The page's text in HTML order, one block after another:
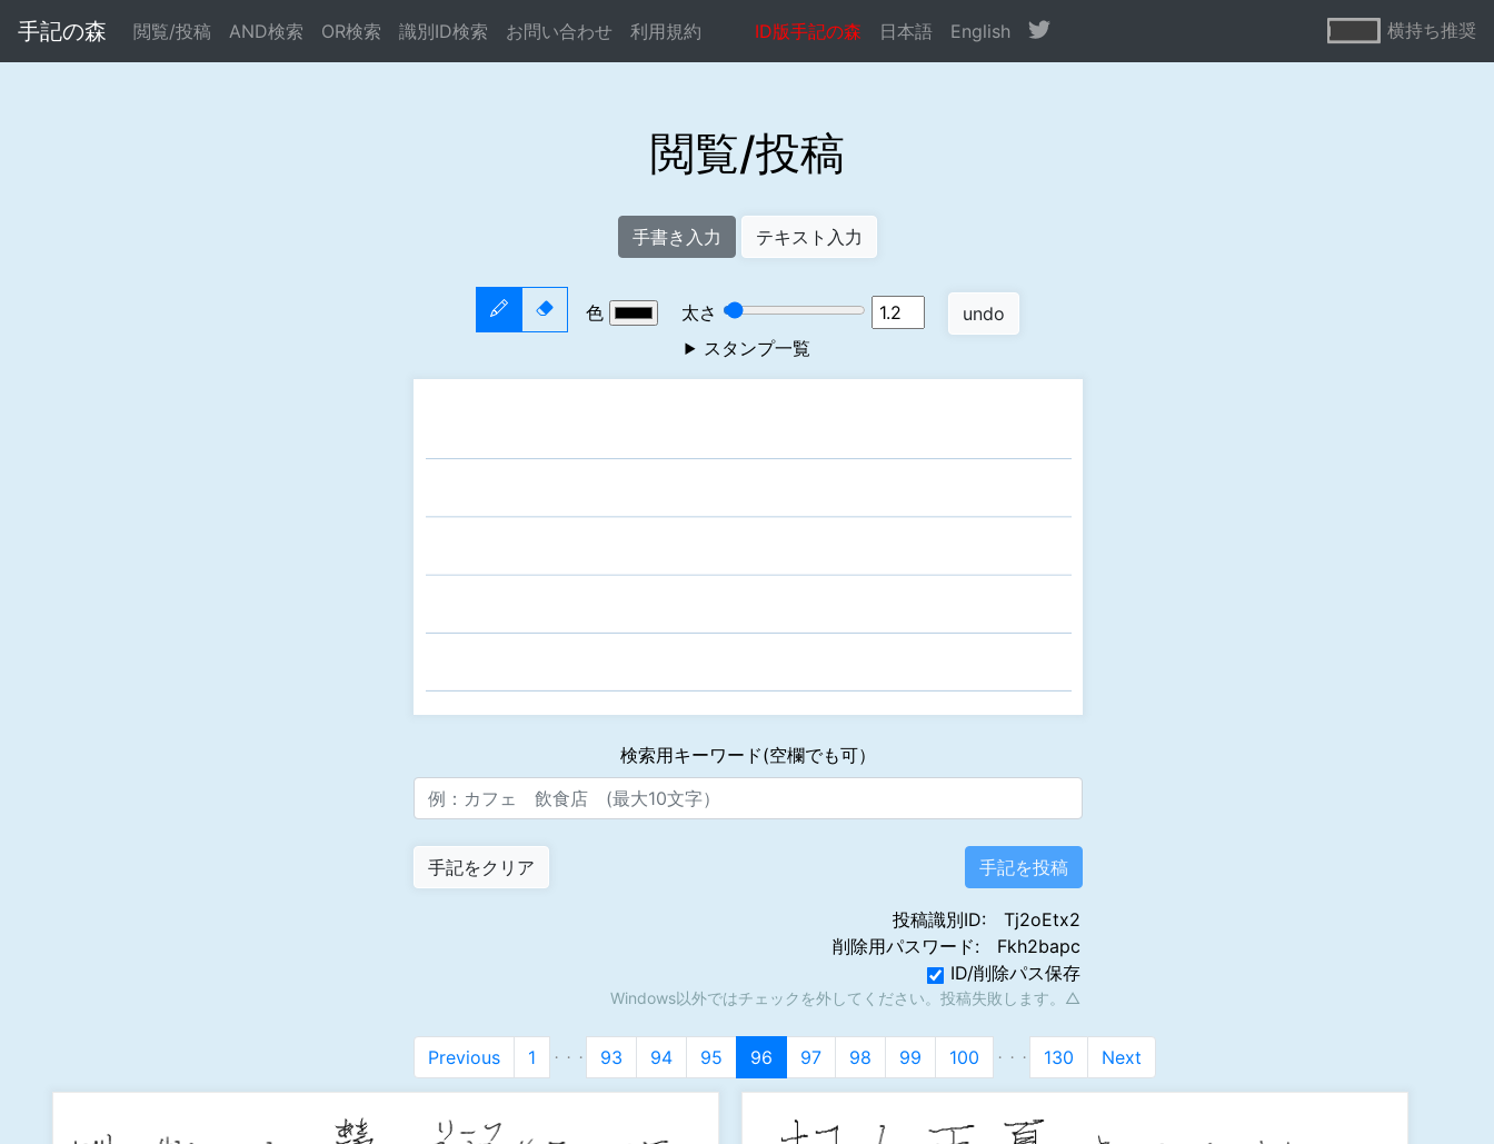
手記の森 閲覧/投稿 AND検索 OR検索 識別ID検索 お問い合わせ 利用規約 ID版手記の森 日本語 English 横持ち推奨
閲覧/投稿
手書き入力 テキスト入力
色
太さ
スタンプ一覧
検索用キーワード(空欄でも可）
投稿識別ID: Tj2oEtx2
削除用パスワード: Fkh2bapc
ID/削除パス保存
Windows以外ではチェックを外してください。投稿失敗します。△
Previous 1 ・・・ 93 94 95 96 97 98 99 100 ・・・ 130 Next